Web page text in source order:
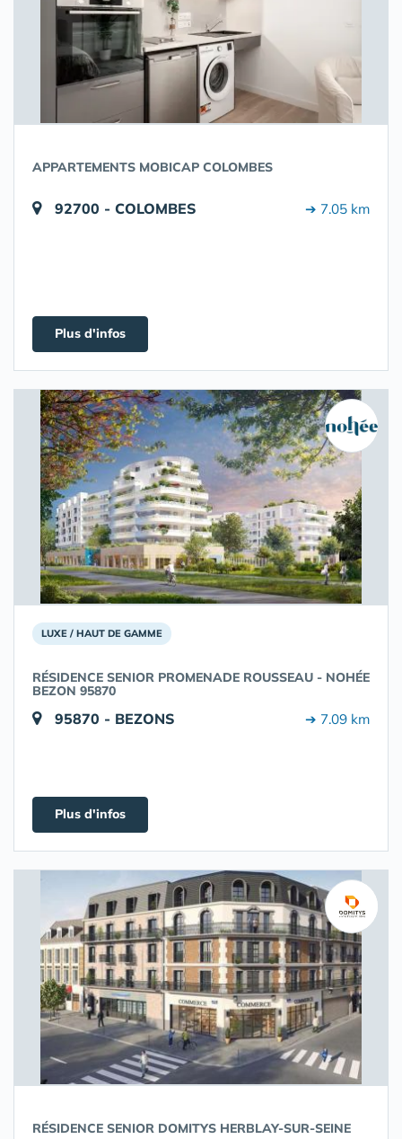
APPARTEMENTS MOBICAP COLOMBES
92700 - COLOMBES ➔ 7.05 km
Plus d'infos
LUXE / HAUT DE GAMME
RÉSIDENCE SENIOR PROMENADE ROUSSEAU - NOHÉE
BEZON 95870
95870 - BEZONS ➔ 7.09 km
Plus d'infos
RÉSIDENCE SENIOR DOMITYS HERBLAY-SUR-SEINE